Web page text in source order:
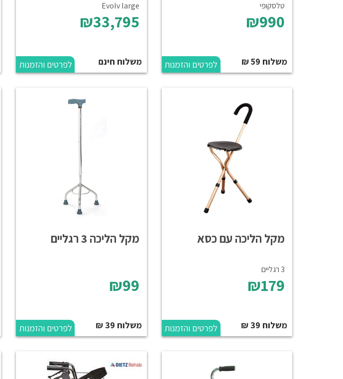
טלסקופי
₪990
משלוח 59 ₪ לפרטים והזמנות
Evolv large
₪33,795
משלוח חינם לפרטים והזמנות
מקל הליכה עם כסא
3 רגליים
₪179
משלוח 39 ₪ לפרטים והזמנות
מקל הליכה 3 רגליים
₪99
משלוח 39 ₪ לפרטים והזמנות